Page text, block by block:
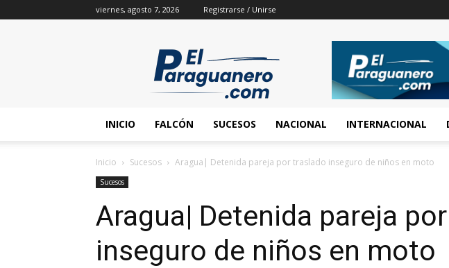
viernes, agosto 7, 2026 Registrarse / Unirse
INICIO FALCÓN SUCESOS NACIONAL INTERNACIONAL
Inicio Sucesos Aragua| Detenida pareja por traslado inseguro de niños en moto
Sucesos
Aragua| Detenida pareja
inseguro de niños en moto